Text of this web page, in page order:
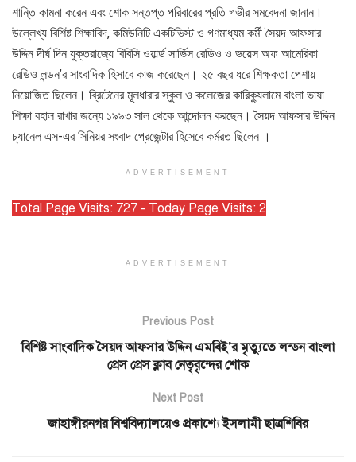
শান্তি কামনা করেন এবং শোক সন্তপ্ত পরিবারের প্রতি গভীর সমবেদনা জানান।
উল্লেখ্য বিশিষ্ট শিক্ষাবিদ, কমিউনিটি একটিভিস্ট ও গণমাধ্যম কর্মী সৈয়দ আফসার
উদ্দিন দীর্ঘ দিন যুক্তরাজ্যে বিবিসি ওয়ার্ল্ড সার্ভিস রেডিও ও ভয়েস অফ আমেরিকা
রেডিও লন্ডন’র সাংবাদিক হিসাবে কাজ করেছেন। ২৫ বছর ধরে শিক্ষকতা পেশায়
নিয়োজিত ছিলেন। ব্রিটেনের মূলধারার স্কুল ও কলেজের কারিক্যুলামে বাংলা ভাষা
শিক্ষা বহাল রাখার জন্যে ১৯৯৩ সাল থেকে আন্দোলন করছেন। সৈয়দ আফসার উদ্দিন
চ্যানেল এস-এর সিনিয়র সংবাদ প্রেজেন্টার হিসেবে কর্মরত ছিলেন ।
ADVERTISEMENT
Total Page Visits: 727 - Today Page Visits: 2
ADVERTISEMENT
Previous Post
বিশিষ্ট সাংবাদিক সৈয়দ আফসার উদ্দিন এমবিই’র মৃত্যুতে লন্ডন বাংলা
প্রেস প্রেস ক্লাব নেতৃবৃন্দের শোক
Next Post
জাহাঙ্গীরনগর বিশ্ববিদ্যালয়েও প্রকাশ্যে ইসলামী ছাত্রশিবির